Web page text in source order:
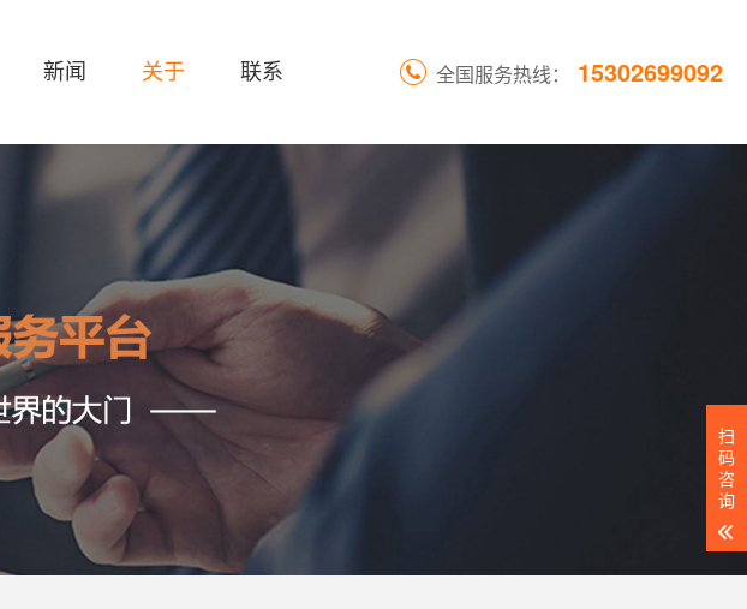
全国服务热线： 15302699092
新闻 关于 联系
扫
码
咨
询